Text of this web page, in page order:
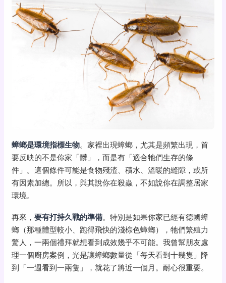
蟑螂是環境指標生物。家裡出現蟑螂，尤其是頻繁出現，首
要反映的不是你家「髒」，而是有「適合牠們生存的條
件」。這個條件可能是食物殘渣、積水、溫暖的縫隙，或所
有因素加總。所以，與其說你在殺蟲，不如說你在調整居家
環境。
再來， 要有打持久戰的準備。特別是如果你家已經有德國蟑
螂（那種體型較小、跑得飛快的淺棕色蟑螂），牠們繁殖力
驚人，一兩個禮拜就想看到成效幾乎不可能。我曾幫朋友處
理一個廚房案例，光是讓蟑螂數量從「每天看到十幾隻」降
到「一週看到一兩隻」，就花了將近一個月。耐心很重要。